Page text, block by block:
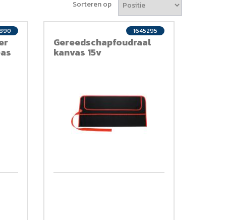
Sorteren op
Gereedschapfoudraal
kanvas 15v
1645295